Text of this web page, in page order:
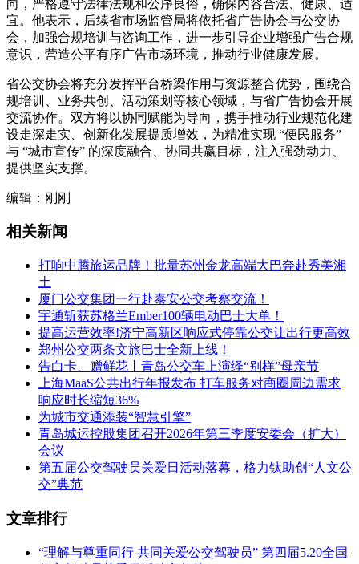
向，严格遵守法律法规和公序良俗，确保内容合法、健康、适
宜。他表示，后续省市场监管局将依托省广告协会与公交协
会，加强合规培训与咨询工作，进一步引导企业增强广告合规
意识，营造公平有序广告市场环境，推动行业健康发展。
省公交协会将充分发挥平台桥梁作用与资源整合优势，围绕合
规培训、业务共创、活动策划等核心领域，与省广告协会开展
交流协作。双方将以协同赋能为导向，携手推动行业规范化建
设走深走实、创新化发展提质增效，为精准实现 “便民服务”
与 “城市宣传” 的深度融合、协同共赢目标，注入强劲动力、
提供坚实支撑。
编辑：刚刚
相关新闻
打响中腾旅运品牌！批量苏州金龙高端大巴奔赴秀美湘
土
厦门公交集团一行赴泰安公交考察交流！
宇通斩获苏格兰Ember100辆电动巴士大单！
提高运营效率!济宁高新区响应式停靠公交让出行更高效
郑州公交两条文旅巴士全新上线！
告白卡、赠鲜花丨青岛公交车上演绎“别样”母亲节
上海MaaS公共出行年报发布 打车服务对商圈周边需求
响应时长缩短36%
为城市交通添装“智慧引擎”
青岛城运控股集团召开2026年第三季度安委会（扩大）
会议
第五届公交驾驶员关爱日活动落幕，格力钛助创“人文公
交”典范
文章排行
“理解与尊重同行 共同关爱公交驾驶员” 第四届5.20全国